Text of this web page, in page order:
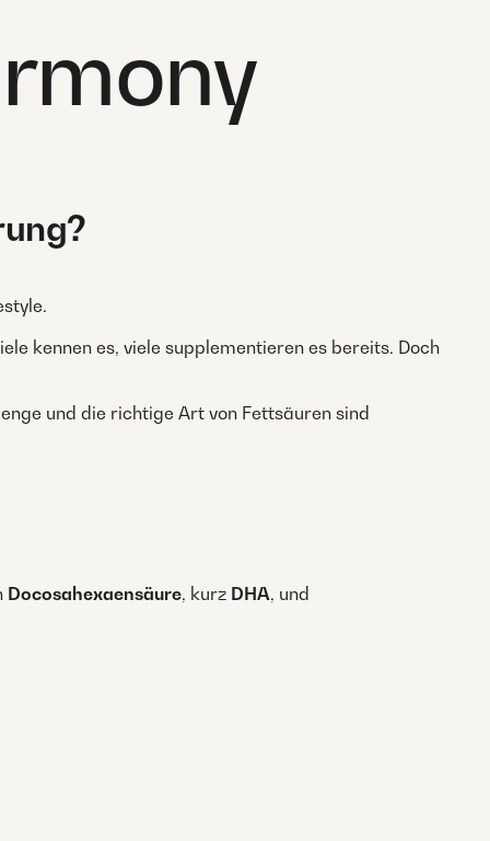
kennen es, viele supplementieren es bereits. Doch
und die richtige Art von Fettsäuren sind
Docosahexaensäure, kurz DHA, und